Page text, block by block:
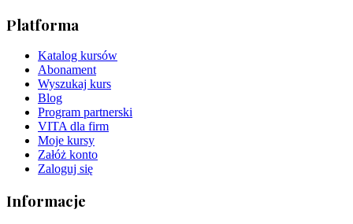
Platforma
Katalog kursów
Abonament
Wyszukaj kurs
Blog
Program partnerski
VITA dla firm
Moje kursy
Załóż konto
Zaloguj się
Informacje